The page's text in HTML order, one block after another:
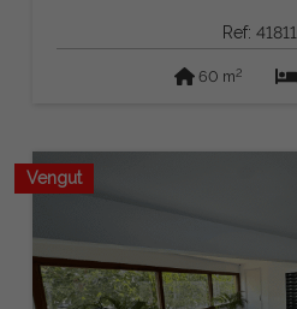
Ref:
60 m2
Vengut